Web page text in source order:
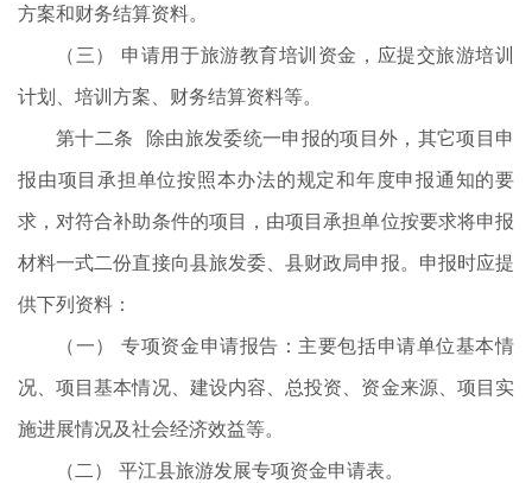
方案和财务结算资料。
（三） 申请用于旅游教育培训资金，应提交旅游培训
计划、培训方案、财务结算资料等。
第十二条 除由旅发委统一申报的项目外，其它项目申
报由项目承担单位按照本办法的规定和年度申报通知的要
求，对符合补助条件的项目，由项目承担单位按要求将申报
材料一式二份直接向县旅发委、县财政局申报。申报时应提
供下列资料：
（一） 专项资金申请报告：主要包括申请单位基本情
况、项目基本情况、建设内容、总投资、资金来源、项目实
施进展情况及社会经济效益等。
（二） 平江县旅游发展专项资金申请表。